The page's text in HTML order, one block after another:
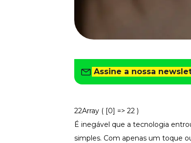
Departamento Pessoal
Para simplificar os processos
Eleve os resultados da organização
Gestão de Pessoas e Liderança
Capacitação com especialistas
Fortaleça a cultura organizacional
Treinamento de Produto
Assine a nossa
22Array ( [0] => 22 )
É inegável que a tecnologia
simples. Com apenas um toque